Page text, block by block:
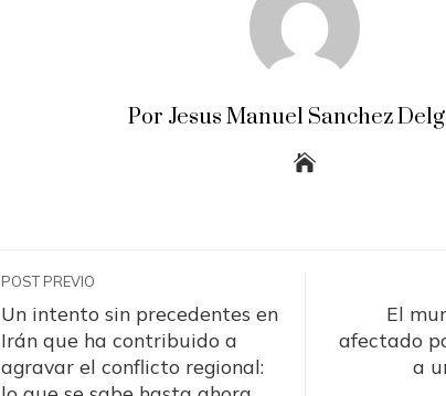
Por Jesus Manuel Sanchez
POST PREVIO
Un intento sin precedentes en
Irán que ha contribuido a
agravar el conflicto regional:
El
afectado
a